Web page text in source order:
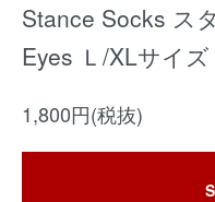
Stance Socks ス
Eyes Ｌ/XLサイズ
1,800円(税抜)